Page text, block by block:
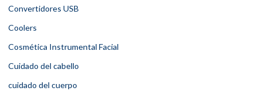
Convertidores USB
Coolers
Cosmética Instrumental Facial
Cuidado del cabello
cuidado del cuerpo